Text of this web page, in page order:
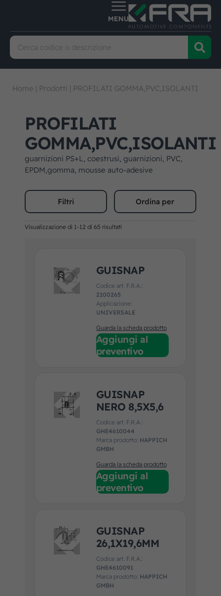
Home | Prodotti | PROFILATI GOMMA,PVC,ISOLANTI
PROFILATI
GOMMA,PVC,ISOLANTI
guarnizioni PS+L, coestrusi, guarnizioni, PVC,
EPDM,gomma, mousse auto-adesive
Filtri Ordina per
Visualizzazione di 1-12 di 65 risultati
GUISNAP
Codice art. F.R.A.:
2100265
Applicazione:
UNIVERSALE
Guarda la scheda prodotto
Aggiungi al
preventivo
GUISNAP
NERO 8,5X5,6
Codice art. F.R.A.:
GHE4610044
Marca prodotto: HAPPICH
GMBH
Guarda la scheda prodotto
Aggiungi al
preventivo
GUISNAP
26,1X19,6MM
Codice art. F.R.A.:
GHE4610091
Marca prodotto: HAPPICH
GMBH